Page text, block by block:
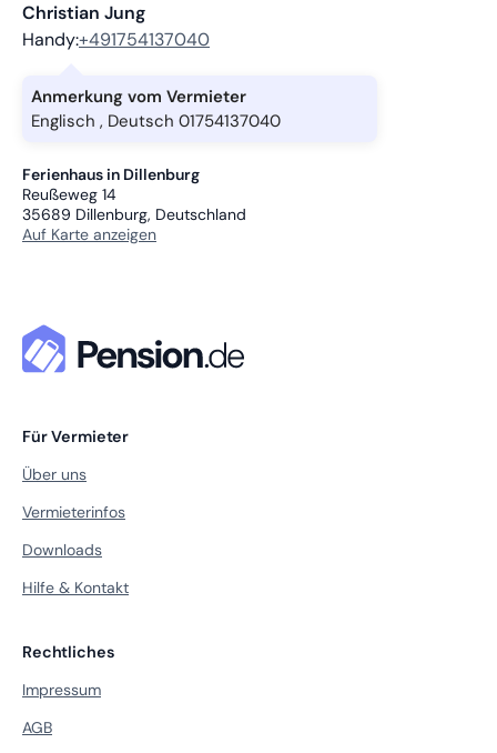
Christian Jung
Handy:+491754137040
Anmerkung vom Vermieter
Englisch , Deutsch 01754137040
Ferienhaus in Dillenburg
Reußeweg 14
35689 Dillenburg, Deutschland
Auf Karte anzeigen
Für Vermieter
Über uns
Vermieterinfos
Downloads
Hilfe & Kontakt
Rechtliches
Impressum
AGB